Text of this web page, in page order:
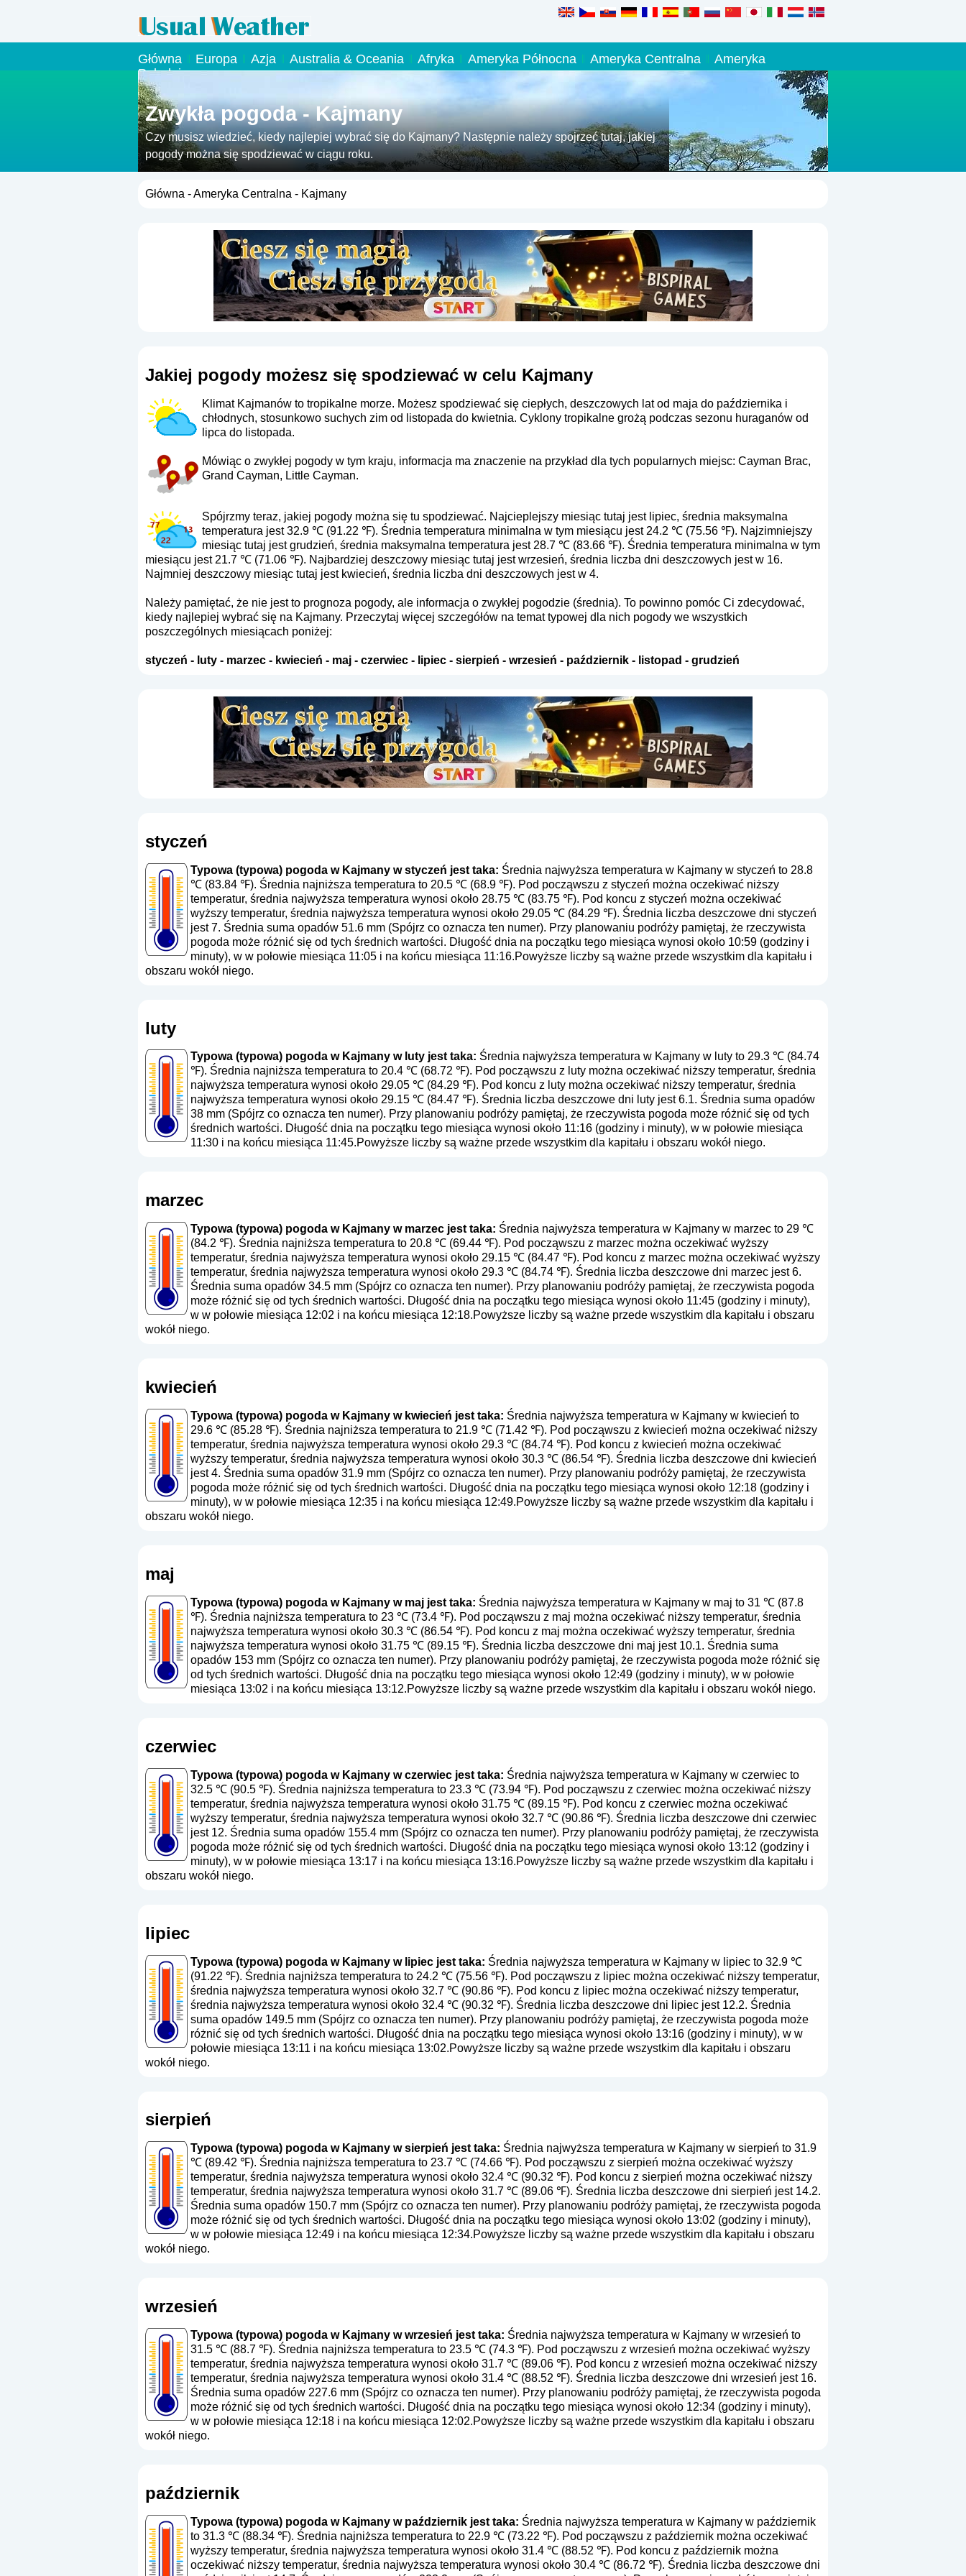
Główna Europa Azja Australia & Oceania Afryka Ameryka Północna Ameryka Centralna
Ameryka
Południowa
Zwykła pogoda - Kajmany
Czy musisz wiedzieć, kiedy najlepiej wybrać się do Kajmany? Następnie należy spojrzeć tutaj, jakiej
pogody można się spodziewać w ciągu roku.
Główna -Ameryka Centralna - Kajmany
Jakiej pogody możesz się spodziewać w celu Kajmany
Klimat Kajmanów to tropikalne morze. Możesz spodziewać się ciepłych, deszczowych lat od maja do października i
chłodnych, stosunkowo suchych zim od listopada do kwietnia. Cyklony tropikalne grożą podczas sezonu huraganów od
lipca do listopada.
Mówiąc o zwykłej pogody w tym kraju, informacja ma znaczenie na przykład dla tych popularnych miejsc: Cayman Brac,
Grand Cayman, Little Cayman.
Spójrzmy teraz, jakiej pogody można się tu spodziewać. Najcieplejszy miesiąc tutaj jest lipiec, średnia maksymalna
temperatura jest 32.9 ℃ (91.22 ℉). Średnia temperatura minimalna w tym miesiącu jest 24.2 ℃ (75.56 ℉). Najzimniejszy
miesiąc tutaj jest grudzień, średnia maksymalna temperatura jest 28.7 ℃ (83.66 ℉). Średnia temperatura minimalna w tym
miesiącu jest 21.7 ℃ (71.06 ℉). Najbardziej deszczowy miesiąc tutaj jest wrzesień, średnia liczba dni deszczowych jest w 16.
Najmniej deszczowy miesiąc tutaj jest kwiecień, średnia liczba dni deszczowych jest w 4.
Należy pamiętać, że nie jest to prognoza pogody, ale informacja o zwykłej pogodzie (średnia). To powinno pomóc Ci zdecydować,
kiedy najlepiej wybrać się na Kajmany. Przeczytaj więcej szczegółów na temat typowej dla nich pogody we wszystkich
poszczególnych miesiącach poniżej:
styczeń - luty- marzec- kwiecień - maj- czerwiec- lipiec- sierpień - wrzesień - październik- listopad - grudzień
styczeń
Typowa (typowa) pogoda w Kajmany w styczeń jest taka: Średnia najwyższa temperatura w Kajmany w styczeń to 28.8
℃ (83.84 ℉). Średnia najniższa temperatura to 20.5 ℃ (68.9 ℉). Pod począwszu z styczeń można oczekiwać niższy
temperatur, średnia najwyższa temperatura wynosi około 28.75 ℃ (83.75 ℉). Pod koncu z styczeń można oczekiwać
wyższy temperatur, średnia najwyższa temperatura wynosi około 29.05 ℃ (84.29 ℉). Średnia liczba deszczowe dni styczeń
jest 7. Średnia suma opadów 51.6 mm (Spójrz co oznacza ten numer). Przy planowaniu podróży pamiętaj, że rzeczywista
pogoda może różnić się od tych średnich wartości. Długość dnia na początku tego miesiąca wynosi około 10:59 (godziny i
minuty), w w połowie miesiąca 11:05 i na końcu miesiąca 11:16.Powyższe liczby są ważne przede wszystkim dla kapitału i
obszaru wokół niego.
luty
Typowa (typowa) pogoda w Kajmany w luty jest taka: Średnia najwyższa temperatura w Kajmany w luty to 29.3 ℃ (84.74
℉). Średnia najniższa temperatura to 20.4 ℃ (68.72 ℉). Pod począwszu z luty można oczekiwać niższy temperatur, średnia
najwyższa temperatura wynosi około 29.05 ℃ (84.29 ℉). Pod koncu z luty można oczekiwać niższy temperatur, średnia
najwyższa temperatura wynosi około 29.15 ℃ (84.47 ℉). Średnia liczba deszczowe dni luty jest 6.1. Średnia suma opadów
38 mm (Spójrz co oznacza ten numer). Przy planowaniu podróży pamiętaj, że rzeczywista pogoda może różnić się od tych
średnich wartości. Długość dnia na początku tego miesiąca wynosi około 11:16 (godziny i minuty), w w połowie miesiąca
11:30 i na końcu miesiąca 11:45.Powyższe liczby są ważne przede wszystkim dla kapitału i obszaru wokół niego.
marzec
Typowa (typowa) pogoda w Kajmany w marzec jest taka: Średnia najwyższa temperatura w Kajmany w marzec to 29 ℃
(84.2 ℉). Średnia najniższa temperatura to 20.8 ℃ (69.44 ℉). Pod począwszu z marzec można oczekiwać wyższy
temperatur, średnia najwyższa temperatura wynosi około 29.15 ℃ (84.47 ℉). Pod koncu z marzec można oczekiwać wyższy
temperatur, średnia najwyższa temperatura wynosi około 29.3 ℃ (84.74 ℉). Średnia liczba deszczowe dni marzec jest 6.
Średnia suma opadów 34.5 mm (Spójrz co oznacza ten numer). Przy planowaniu podróży pamiętaj, że rzeczywista pogoda
może różnić się od tych średnich wartości. Długość dnia na początku tego miesiąca wynosi około 11:45 (godziny i minuty),
w w połowie miesiąca 12:02 i na końcu miesiąca 12:18.Powyższe liczby są ważne przede wszystkim dla kapitału i obszaru
wokół niego.
kwiecień
Typowa (typowa) pogoda w Kajmany w kwiecień jest taka: Średnia najwyższa temperatura w Kajmany w kwiecień to
29.6 ℃ (85.28 ℉). Średnia najniższa temperatura to 21.9 ℃ (71.42 ℉). Pod począwszu z kwiecień można oczekiwać niższy
temperatur, średnia najwyższa temperatura wynosi około 29.3 ℃ (84.74 ℉). Pod koncu z kwiecień można oczekiwać
wyższy temperatur, średnia najwyższa temperatura wynosi około 30.3 ℃ (86.54 ℉). Średnia liczba deszczowe dni kwiecień
jest 4. Średnia suma opadów 31.9 mm (Spójrz co oznacza ten numer). Przy planowaniu podróży pamiętaj, że rzeczywista
pogoda może różnić się od tych średnich wartości. Długość dnia na początku tego miesiąca wynosi około 12:18 (godziny i
minuty), w w połowie miesiąca 12:35 i na końcu miesiąca 12:49.Powyższe liczby są ważne przede wszystkim dla kapitału i
obszaru wokół niego.
maj
Typowa (typowa) pogoda w Kajmany w maj jest taka: Średnia najwyższa temperatura w Kajmany w maj to 31 ℃ (87.8
℉). Średnia najniższa temperatura to 23 ℃ (73.4 ℉). Pod począwszu z maj można oczekiwać niższy temperatur, średnia
najwyższa temperatura wynosi około 30.3 ℃ (86.54 ℉). Pod koncu z maj można oczekiwać wyższy temperatur, średnia
najwyższa temperatura wynosi około 31.75 ℃ (89.15 ℉). Średnia liczba deszczowe dni maj jest 10.1. Średnia suma
opadów 153 mm (Spójrz co oznacza ten numer). Przy planowaniu podróży pamiętaj, że rzeczywista pogoda może różnić się
od tych średnich wartości. Długość dnia na początku tego miesiąca wynosi około 12:49 (godziny i minuty), w w połowie
miesiąca 13:02 i na końcu miesiąca 13:12.Powyższe liczby są ważne przede wszystkim dla kapitału i obszaru wokół niego.
czerwiec
Typowa (typowa) pogoda w Kajmany w czerwiec jest taka: Średnia najwyższa temperatura w Kajmany w czerwiec to
32.5 ℃ (90.5 ℉). Średnia najniższa temperatura to 23.3 ℃ (73.94 ℉). Pod począwszu z czerwiec można oczekiwać niższy
temperatur, średnia najwyższa temperatura wynosi około 31.75 ℃ (89.15 ℉). Pod koncu z czerwiec można oczekiwać
wyższy temperatur, średnia najwyższa temperatura wynosi około 32.7 ℃ (90.86 ℉). Średnia liczba deszczowe dni czerwiec
jest 12. Średnia suma opadów 155.4 mm (Spójrz co oznacza ten numer). Przy planowaniu podróży pamiętaj, że rzeczywista
pogoda może różnić się od tych średnich wartości. Długość dnia na początku tego miesiąca wynosi około 13:12 (godziny i
minuty), w w połowie miesiąca 13:17 i na końcu miesiąca 13:16.Powyższe liczby są ważne przede wszystkim dla kapitału i
obszaru wokół niego.
lipiec
Typowa (typowa) pogoda w Kajmany w lipiec jest taka: Średnia najwyższa temperatura w Kajmany w lipiec to 32.9 ℃
(91.22 ℉). Średnia najniższa temperatura to 24.2 ℃ (75.56 ℉). Pod począwszu z lipiec można oczekiwać niższy temperatur,
średnia najwyższa temperatura wynosi około 32.7 ℃ (90.86 ℉). Pod koncu z lipiec można oczekiwać niższy temperatur,
średnia najwyższa temperatura wynosi około 32.4 ℃ (90.32 ℉). Średnia liczba deszczowe dni lipiec jest 12.2. Średnia
suma opadów 149.5 mm (Spójrz co oznacza ten numer). Przy planowaniu podróży pamiętaj, że rzeczywista pogoda może
różnić się od tych średnich wartości. Długość dnia na początku tego miesiąca wynosi około 13:16 (godziny i minuty), w w
połowie miesiąca 13:11 i na końcu miesiąca 13:02.Powyższe liczby są ważne przede wszystkim dla kapitału i obszaru
wokół niego.
sierpień
Typowa (typowa) pogoda w Kajmany w sierpień jest taka: Średnia najwyższa temperatura w Kajmany w sierpień to 31.9
℃ (89.42 ℉). Średnia najniższa temperatura to 23.7 ℃ (74.66 ℉). Pod począwszu z sierpień można oczekiwać wyższy
temperatur, średnia najwyższa temperatura wynosi około 32.4 ℃ (90.32 ℉). Pod koncu z sierpień można oczekiwać niższy
temperatur, średnia najwyższa temperatura wynosi około 31.7 ℃ (89.06 ℉). Średnia liczba deszczowe dni sierpień jest 14.2.
Średnia suma opadów 150.7 mm (Spójrz co oznacza ten numer). Przy planowaniu podróży pamiętaj, że rzeczywista pogoda
może różnić się od tych średnich wartości. Długość dnia na początku tego miesiąca wynosi około 13:02 (godziny i minuty),
w w połowie miesiąca 12:49 i na końcu miesiąca 12:34.Powyższe liczby są ważne przede wszystkim dla kapitału i obszaru
wokół niego.
wrzesień
Typowa (typowa) pogoda w Kajmany w wrzesień jest taka: Średnia najwyższa temperatura w Kajmany w wrzesień to
31.5 ℃ (88.7 ℉). Średnia najniższa temperatura to 23.5 ℃ (74.3 ℉). Pod począwszu z wrzesień można oczekiwać wyższy
temperatur, średnia najwyższa temperatura wynosi około 31.7 ℃ (89.06 ℉). Pod koncu z wrzesień można oczekiwać niższy
temperatur, średnia najwyższa temperatura wynosi około 31.4 ℃ (88.52 ℉). Średnia liczba deszczowe dni wrzesień jest 16.
Średnia suma opadów 227.6 mm (Spójrz co oznacza ten numer). Przy planowaniu podróży pamiętaj, że rzeczywista pogoda
może różnić się od tych średnich wartości. Długość dnia na początku tego miesiąca wynosi około 12:34 (godziny i minuty),
w w połowie miesiąca 12:18 i na końcu miesiąca 12:02.Powyższe liczby są ważne przede wszystkim dla kapitału i obszaru
wokół niego.
październik
Typowa (typowa) pogoda w Kajmany w październik jest taka: Średnia najwyższa temperatura w Kajmany w październik
to 31.3 ℃ (88.34 ℉). Średnia najniższa temperatura to 22.9 ℃ (73.22 ℉). Pod począwszu z październik można oczekiwać
wyższy temperatur, średnia najwyższa temperatura wynosi około 31.4 ℃ (88.52 ℉). Pod koncu z październik można
oczekiwać niższy temperatur, średnia najwyższa temperatura wynosi około 30.4 ℃ (86.72 ℉). Średnia liczba deszczowe dni